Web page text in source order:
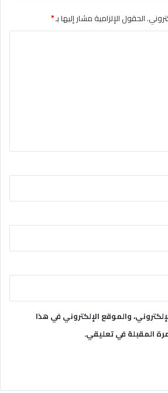
الحقول الإلزامية مشار إليها بـ*
والموقع الإلكتروني في هذا
المقبلة في تعليقي.